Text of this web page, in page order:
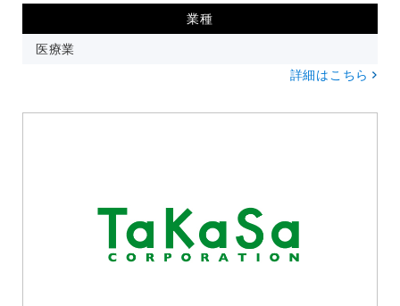
業種
医療業
詳細はこちら